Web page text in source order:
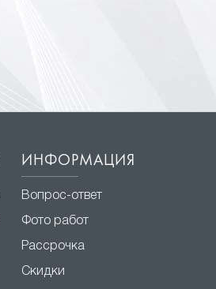
ИНФОРМАЦИЯ
Вопрос-ответ
Фото работ
Рассрочка
Скидки